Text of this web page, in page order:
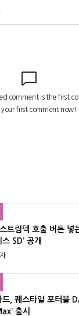
트림덱 호출 버튼 넣
SD’ 공개
드, 퀘스타일 포터블
출시